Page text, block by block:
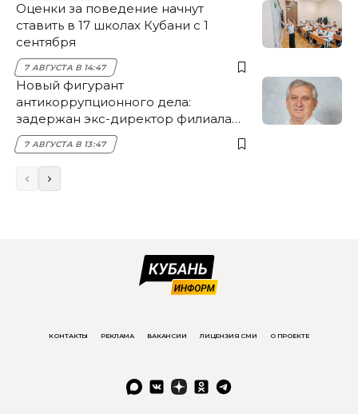
Оценки за поведение начнут
ставить в 17 школах Кубани с 1
сентября
7 АВГУСТА В 14:47
Новый фигурант
антикоррупционного дела:
задержан экс-директор филиала
НЭСК Крымска
7 АВГУСТА В 13:47
КОНТАКТЫ РЕКЛАМА ВАКАНСИИ ЛИЦЕНЗИЯ СМИ О ПРОЕКТЕ